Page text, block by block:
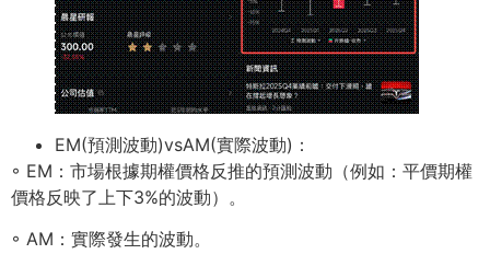
EM(預測波動)vsAM(實際波動)：
◦ EM：市場根據期權價格反推的預測波動（例如：平價期權
價格反映了上下3%的波動）。
◦ AM：實際發⽣的波動。